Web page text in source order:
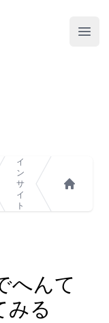
メニ
イ
ン
サ
イ
ト
へんて
みる